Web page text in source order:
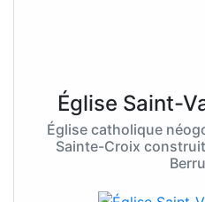
Église Saint-
Église catholique
Sainte-Croix